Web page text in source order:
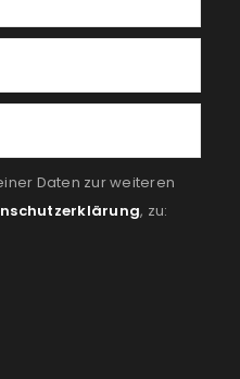
Daten zur weiteren
, zu: